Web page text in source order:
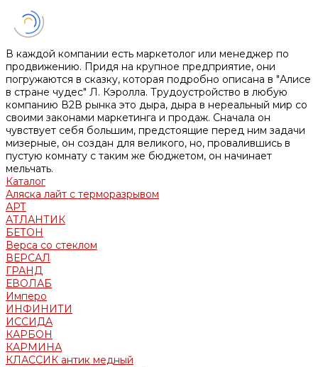
В каждой компании есть маркетолог или менеджер по
продвижению. Придя на крупное предприятие, они
погружаются в сказку, которая подробно описана в "Алисе
в стране чудес" Л. Кэролла. Трудоустройство в любую
компанию В2В рынка это дыра, дыра в нереальный мир со
своими законами маркетинга и продаж. Сначала он
чувствует себя большим, предстоящие перед ним задачи
мизерные, он создан для великого, но, провалившись в
пустую комнату с таким же бюджетом, он начинает
мельчать.
Каталог
Аляска лайт с терморазрывом
АРТ
АТЛАНТИК
БЕТОН
Верса со стеклом
ВЕРСАЛ
ГРАНД
ЕВОЛАБ
Имперо
ИНФИНИТИ
ИССИДА
КАРБОН
КАРМИНА
КЛАССИК антик медный